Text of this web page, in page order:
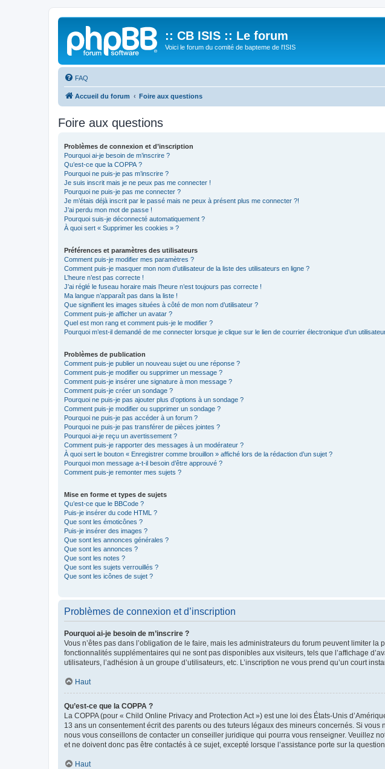
:: CB ISIS :: Le forum
Voici le forum du comité de bapteme de l'ISIS
FAQ
Accueil du forum Foire aux questions
Foire aux questions
Problèmes de connexion et d’inscription
Pourquoi ai-je besoin de m’inscrire ?
Qu’est-ce que la COPPA ?
Pourquoi ne puis-je pas m’inscrire ?
Je suis inscrit mais je ne peux pas me connecter !
Pourquoi ne puis-je pas me connecter ?
Je m’étais déjà inscrit par le passé mais ne peux à présent plus me connecter ?!
J’ai perdu mon mot de passe !
Pourquoi suis-je déconnecté automatiquement ?
À quoi sert « Supprimer les cookies » ?
Préférences et paramètres des utilisateurs
Comment puis-je modifier mes paramètres ?
Comment puis-je masquer mon nom d’utilisateur de la liste des utilisateurs en ligne ?
L’heure n’est pas correcte !
J’ai réglé le fuseau horaire mais l’heure n’est toujours pas correcte !
Ma langue n’apparaît pas dans la liste !
Que signifient les images situées à côté de mon nom d’utilisateur ?
Comment puis-je afficher un avatar ?
Quel est mon rang et comment puis-je le modifier ?
Pourquoi m’est-il demandé de me connecter lorsque je clique sur le lien de courrier électronique d’un
Problèmes de publication
Comment puis-je publier un nouveau sujet ou une réponse ?
Comment puis-je modifier ou supprimer un message ?
Comment puis-je insérer une signature à mon message ?
Comment puis-je créer un sondage ?
Pourquoi ne puis-je pas ajouter plus d’options à un sondage ?
Comment puis-je modifier ou supprimer un sondage ?
Pourquoi ne puis-je pas accéder à un forum ?
Pourquoi ne puis-je pas transférer de pièces jointes ?
Pourquoi ai-je reçu un avertissement ?
Comment puis-je rapporter des messages à un modérateur ?
À quoi sert le bouton « Enregistrer comme brouillon » affiché lors de la rédaction d’un sujet ?
Pourquoi mon message a-t-il besoin d’être approuvé ?
Comment puis-je remonter mes sujets ?
Mise en forme et types de sujets
Qu’est-ce que le BBCode ?
Puis-je insérer du code HTML ?
Que sont les émoticônes ?
Puis-je insérer des images ?
Que sont les annonces générales ?
Que sont les annonces ?
Que sont les notes ?
Que sont les sujets verrouillés ?
Que sont les icônes de sujet ?
Problèmes de connexion et d’inscription
Pourquoi ai-je besoin de m’inscrire ?
Vous n’êtes pas dans l’obligation de le faire, mais les administrateurs du forum peuvent limiter
fonctionnalités supplémentaires qui ne sont pas disponibles aux visiteurs, tels que l’affichage
utilisateurs, l’adhésion à un groupe d’utilisateurs, etc. L’inscription ne vous prend qu’un court
Haut
Qu’est-ce que la COPPA ?
La COPPA (pour « Child Online Privacy and Protection Act ») est une loi des États-Unis
13 ans un consentement écrit des parents ou des tuteurs légaux des mineurs concernés. Si
nous vous conseillons de contacter un conseiller juridique qui pourra vous renseigner. Veuillez
et ne doivent donc pas être contactés à ce sujet, excepté lorsque l’assistance porte sur la
Haut